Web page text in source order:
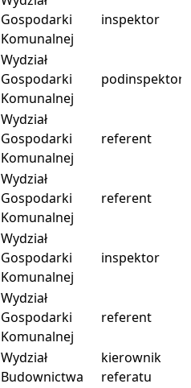
Gospodarki
Komunalnej
inspektor
Wydział
Gospodarki
Komunalnej
podinspektor
Wydział
Gospodarki
Komunalnej
referent
Wydział
Gospodarki
Komunalnej
referent
Wydział
Gospodarki
Komunalnej
inspektor
Wydział
Gospodarki
Komunalnej
referent
Wydział
Budownictwa
kierownik
referatu